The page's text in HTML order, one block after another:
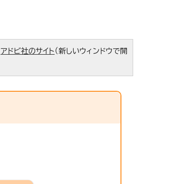
アドビ社のサイト（新しいウィンドウで開